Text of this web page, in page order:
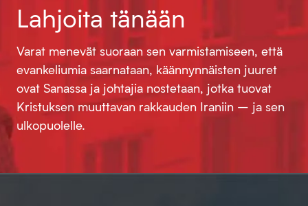
Lahjoita tänään
Varat menevät suoraan sen varmistamiseen, että
evankeliumia saarnataan, käännynnäisten juuret
ovat Sanassa ja johtajia nostetaan, jotka tuovat
Kristuksen muuttavan rakkauden Iraniin – ja sen
ulkopuolelle.